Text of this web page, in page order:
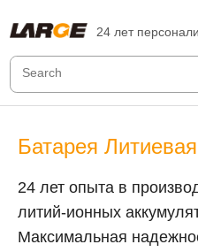
24 лет
Батарея
24 лет опыта в
литий-ионных
Максимальная